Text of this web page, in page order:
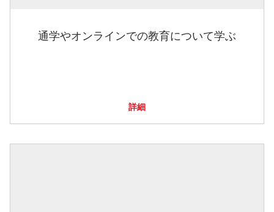
通学やオンラインでの教育について学ぶ
詳細